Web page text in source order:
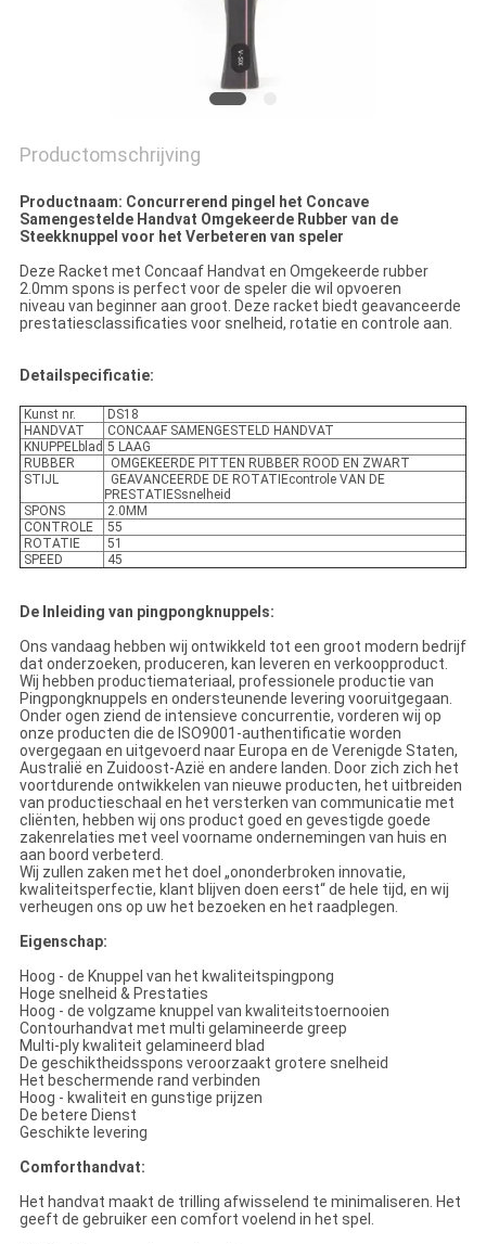
Productomschrijving
Productnaam: Concurrerend pingel het Concave
Samengestelde Handvat Omgekeerde Rubber van de
Steekknuppel voor het Verbeteren van speler
Deze Racket met Concaaf Handvat en Omgekeerde rubber
2.0mm spons is perfect voor de speler die wil opvoeren
niveau van beginner aan groot. Deze racket biedt geavanceerde
prestatiesclassificaties voor snelheid, rotatie en controle aan.
Detailspecificatie:
Kunst nr.
DS18
HANDVAT
CONCAAF SAMENGESTELD HANDVAT
KNUPPELblad 5 LAAG
RUBBER
OMGEKEERDE PITTEN RUBBER ROOD EN ZWART
STIJL
GEAVANCEERDE DE ROTATIEcontrole VAN DE
PRESTATIESsnelheid
SPONS
2.0MM
CONTROLE
55
ROTATIE
51
SPEED
45
De Inleiding van pingpongknuppels:
Ons vandaag hebben wij ontwikkeld tot een groot modern bedrijf
dat onderzoeken, produceren, kan leveren en verkoopproduct.
Wij hebben productiemateriaal, professionele productie van
Pingpongknuppels en ondersteunende levering vooruitgegaan.
Onder ogen ziend de intensieve concurrentie, vorderen wij op
onze producten die de ISO9001-authentificatie worden
overgegaan en uitgevoerd naar Europa en de Verenigde Staten,
Australië en Zuidoost-Azië en andere landen. Door zich zich het
voortdurende ontwikkelen van nieuwe producten, het uitbreiden
van productieschaal en het versterken van communicatie met
cliënten, hebben wij ons product goed en gevestigde goede
zakenrelaties met veel voorname ondernemingen van huis en
aan boord verbeterd.
Wij zullen zaken met het doel „ononderbroken innovatie,
kwaliteitsperfectie, klant blijven doen eerst“ de hele tijd, en wij
verheugen ons op uw het bezoeken en het raadplegen.
Eigenschap:
Hoog - de Knuppel van het kwaliteitspingpong
Hoge snelheid & Prestaties
Hoog - de volgzame knuppel van kwaliteitstoernooien
Contourhandvat met multi gelamineerde greep
Multi-ply kwaliteit gelamineerd blad
De geschiktheidsspons veroorzaakt grotere snelheid
Het beschermende rand verbinden
Hoog - kwaliteit en gunstige prijzen
De betere Dienst
Geschikte levering
Comforthandvat:
Het handvat maakt de trilling afwisselend te minimaliseren. Het
geeft de gebruiker een comfort voelend in het spel.